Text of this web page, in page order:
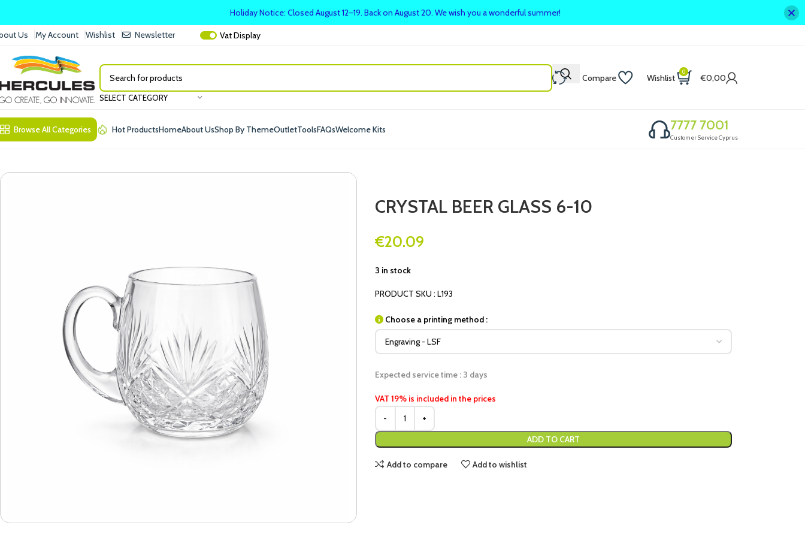
Us My Account Wishlist Newsletter VatDisplay
SELECT CATEGORY
Compare Wishlist
0
€0,00
Browse All Categories Hot ProductsHomeAbout UsShop By ThemeOutletToolsFAQsWelcome Kits 7777 7001
Customer Service Cyprus
CRYSTAL BEER GLASS 6-10
€20.09
3 in stock
PRODUCT SKU : L193
Choose a printing method :
Expected service time : 3 days
VAT 19% is included in the prices
ADD TO CART
Add to compare Add to wishlist
Holiday Notice: Closed August 12–19. Back on August 20. We wish you a wonderful summer!